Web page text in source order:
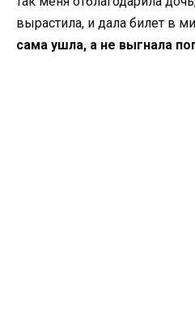
вырастила, и дала билет в
сама ушла, а не выгнала